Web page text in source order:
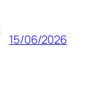
15/06/2026